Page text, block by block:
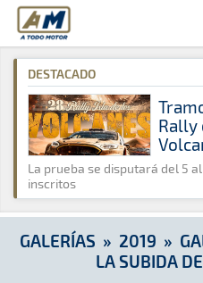
A Todo Motor · Revista
A Todo Motor » Galerías » 2019
DESTACADO
Rally
La prueba se disputará del 5
inscritos
GALERÍAS » 2019 »
LA SUBIDA